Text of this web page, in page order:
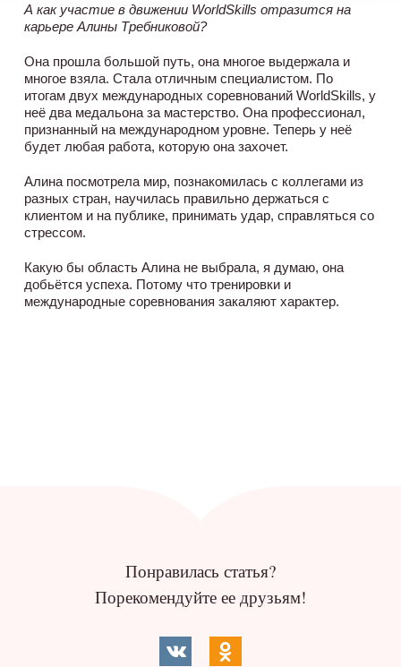
А как участие в движении WorldSkills отразится на
карьере Алины Требниковой?
Она прошла большой путь, она многое выдержала и
многое взяла. Стала отличным специалистом. По
итогам двух международных соревнований WorldSkills, у
неё два медальона за мастерство. Она профессионал,
признанный на международном уровне. Теперь у неё
будет любая работа, которую она захочет.
Алина посмотрела мир, познакомилась с коллегами из
разных стран, научилась правильно держаться с
клиентом и на публике, принимать удар, справляться со
стрессом.
Какую бы область Алина не выбрала, я думаю, она
добьётся успеха. Потому что тренировки и
международные соревнования закаляют характер.
Понравилась статья?
Порекомендуйте ее друзьям!